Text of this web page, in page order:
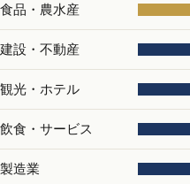
食品・農水産
建設・不動産
観光・ホテル
飲食・サービス
製造業